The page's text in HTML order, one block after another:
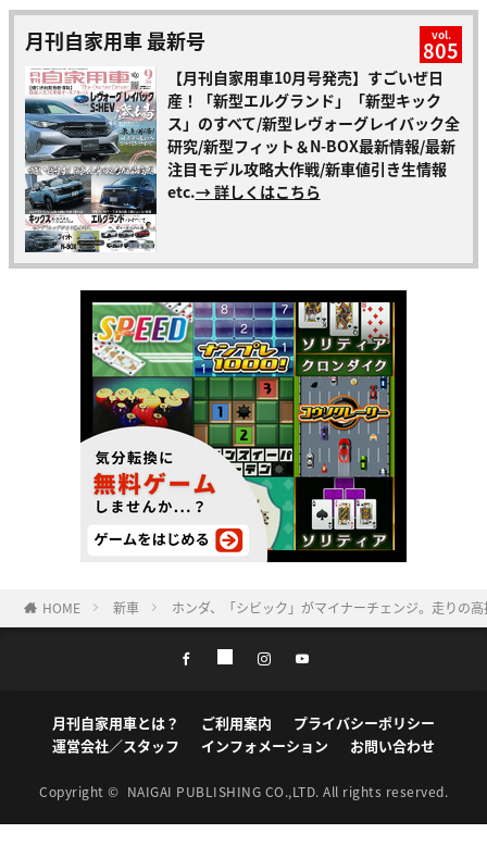
月刊自家用車 最新号 vol.
805
【月刊自家用車10月号発売】すごいぜ日
産！「新型エルグランド」「新型キック
ス」のすべて/新型レヴォーグレイバック全
研究/新型フィット＆N-BOX最新情報/最新
注目モデル攻略大作戦/新車値引き生情報
etc.→ 詳しくはこちら
HOME 新車 ホンダ、「シビック」がマイナーチェンジ。走りの
月刊自家用車とは？ ご利用案内
プライバシーポリシー
運営会社／スタッフ
インフォメーション お問い合わせ
Copyright © NAIGAI PUBLISHING CO.,LTD. All rights reserved.